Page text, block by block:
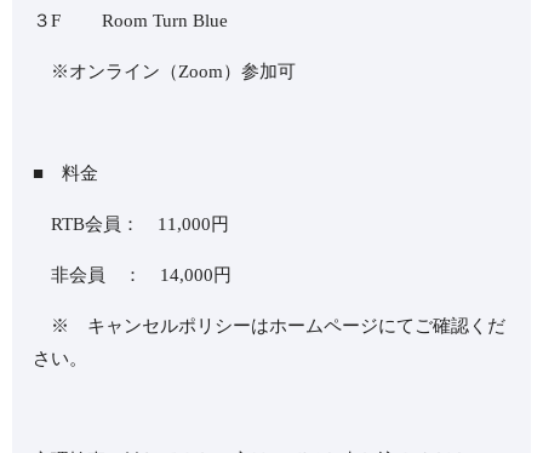
３F Room Turn Blue
※オンライン（Zoom）参加可
■ 料金
RTB会員： 11,000円
非会員 ： 14,000円
※ キャンセルポリシーはホームページにてご確認くだ
さい。